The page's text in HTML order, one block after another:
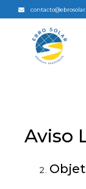
al
contenido
Aviso